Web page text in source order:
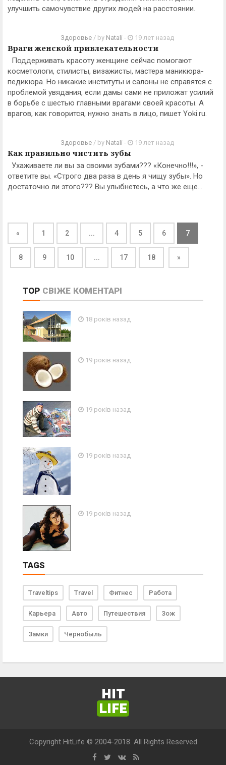
улучшить самочувствие других людей на расстоянии.
Здоровье / by Natali - 19 лет назад
Враги женской привлекательности
Поддерживать красоту женщине сейчас помогают
косметологи, стилисты, визажисты, мастера маникюра-
педикюра. Но никакие институты и салоны не справятся с
проблемой увядания, если дамы сами не приложат усилий
в борьбе с шестью главными врагами своей красоты. А
врагов, как говорится, нужно знать в лицо, пишет Yoki.ru.
Здоровье / by Natali - 19 лет назад
Как правильно чистить зубы
Ухаживаете ли вы за своими зубами??? «Конечно!!!», -
ответите вы. «Строго два раза в день я чищу зубы». Но
достаточно ли этого??? Вы улыбнетесь, а что же еще...
« 1 2 ... 4 5 6 7
8 9 10 ... 17 18 »
TOP СВІЖЕ КОМЕНТАРІ
18 років назад
19 років назад
19 років назад
19 років назад
19 років назад
TAGS
Traveltips Travel Фитнес Работа
Карьера Авто Путешествия Зож
Замки Чернобыль
HIT
LIFE
Copyright HitLife © 2004-2018. All Rights Reserved